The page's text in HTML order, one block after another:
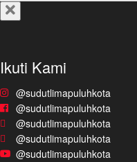
Ikuti Kami
@sudutlimapuluhkota
@sudutlimapuluhkota
@sudutlimapuluhkota
@sudutlimapuluhkota
@sudutlimapuluhkota